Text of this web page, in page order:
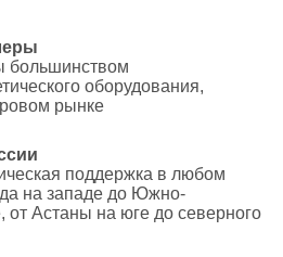
большинством
оборудования,
рынке
поддержка в любом
на западе до Южно-
от Астаны на юге до северного